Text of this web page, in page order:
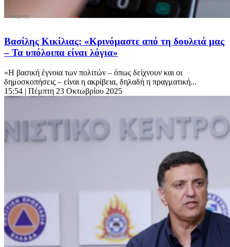
Βασίλης Κικίλιας: «Κρινόμαστε από τη δουλειά μας
– Τα υπόλοιπα είναι λόγια»
«Η βασική έγνοια των πολιτών – όπως δείχνουν και οι
δημοσκοπήσεις – είναι η ακρίβεια, δηλαδή η πραγματική...
15:54 | Πέμπτη 23 Οκτωβρίου 2025